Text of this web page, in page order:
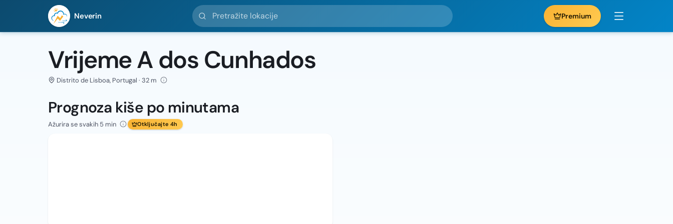
Neverin
Pretražite lokacije
Premium
Vrijeme A dos Cunhados
Distrito de Lisboa, Portugal · 32 m
Prognoza kiše po minutama
Ažurira se svakih 5 min Otključajte 4h